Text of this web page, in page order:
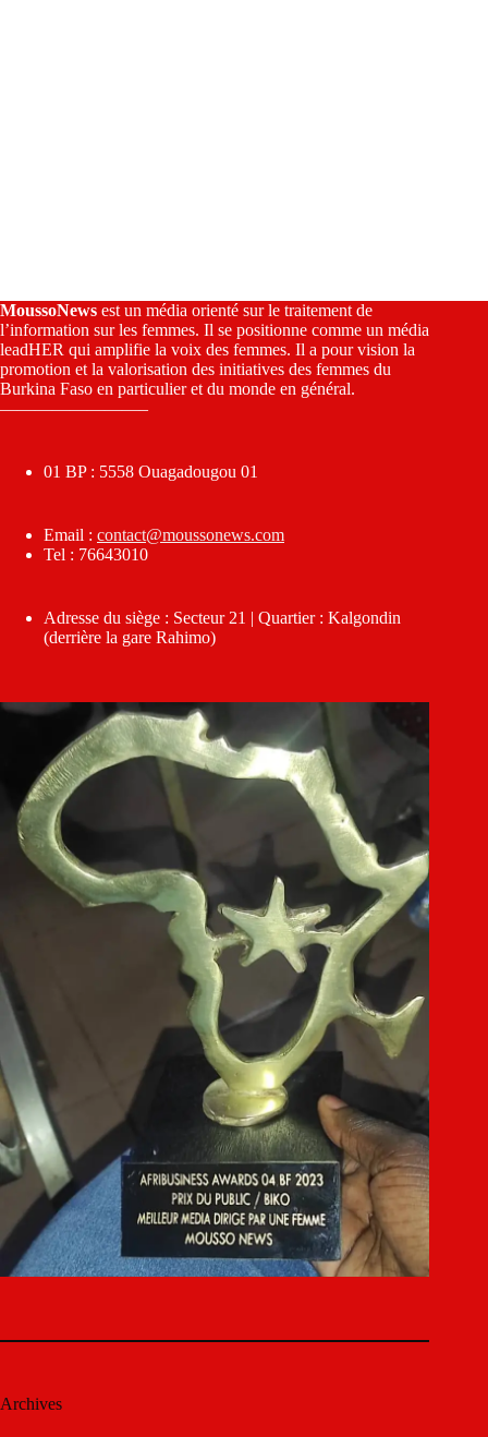
MoussoNews est un média orienté sur le traitement de
l’information sur les femmes. Il se positionne comme un média
leadHER qui amplifie la voix des femmes. Il a pour vision la
promotion et la valorisation des initiatives des femmes du
Burkina Faso en particulier et du monde en général.
————————–
01 BP : 5558 Ouagadougou 01
Email : contact@moussonews.com
Tel : 76643010
Adresse du siège : Secteur 21 | Quartier : Kalgondin
(derrière la gare Rahimo)
Archives